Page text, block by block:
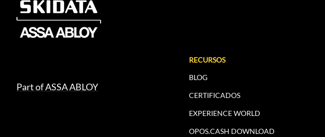
Part of ASSA ABLOY
RECURSOS
BLOG
CERTIFICADOS
EXPERIENCE WORLD
OPOS.CASH DOWNLOAD